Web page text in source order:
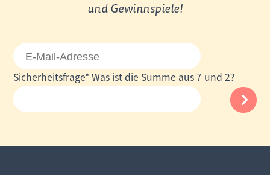
und Gewinnspiele!
E-
Mail-
Adresse
Pflichtfeld
Sicherheitsfrage* Was ist die Summe aus 7 und 2?